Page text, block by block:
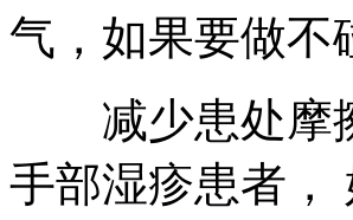
气，如果要做不
减少患处摩擦
手部湿疹患者，